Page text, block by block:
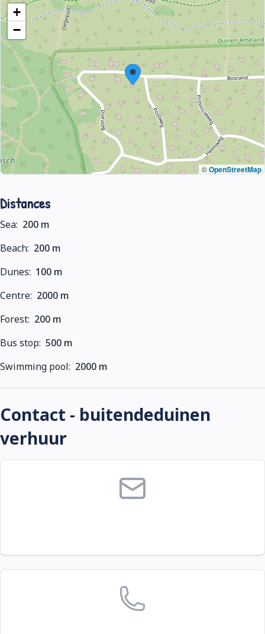
+
−
©OpenStreetMap
Distances
Sea: 200 m
Beach: 200 m
Dunes: 100 m
Centre: 2000 m
Forest: 200 m
Bus stop: 500 m
Swimming pool: 2000 m
Contact - buitendeduinen
verhuur